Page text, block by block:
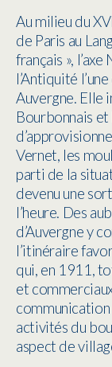
Au milieu du
de Paris au
français »,
l’Antiquité
Auvergne. Elle
Bourbonnais et
Vernet, les
parti de la
devenu une
l’heure. Des
d’Auvergne y
l’itinéraire
qui, en 1911,
et
activités du
aspect de